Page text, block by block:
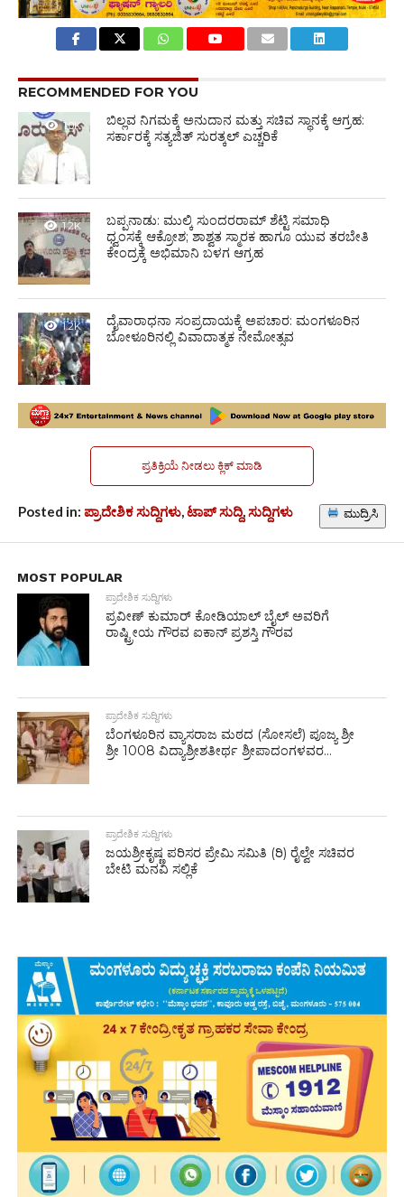
RECOMMENDED FOR YOU
1.0K
ಬಿಲ್ಲವ ನಿಗಮಕ್ಕೆ ಅನುದಾನ ಮತ್ತು ಸಚಿವ ಸ್ಥಾನಕ್ಕೆ ಆಗ್ರಹ:
ಸರ್ಕಾರಕ್ಕೆ ಸತ್ಯಜಿತ್ ಸುರತ್ಕಲ್ ಎಚ್ಚರಿಕೆ
1.2K
ಬಪ್ಪನಾಡು: ಮುಲ್ಕಿ ಸುಂದರರಾಮ್ ಶೆಟ್ಟಿ ಸಮಾಧಿ
ಧ್ವಂಸಕ್ಕೆ ಆಕ್ರೋಶ; ಶಾಶ್ವತ ಸ್ಮಾರಕ ಹಾಗೂ ಯುವ ತರಬೇತಿ
ಕೇಂದ್ರಕ್ಕೆ ಅಭಿಮಾನಿ ಬಳಗ ಆಗ್ರಹ
1.2K
ದೈವಾರಾಧನಾ ಸಂಪ್ರದಾಯಕ್ಕೆ ಅಪಚಾರ: ಮಂಗಳೂರಿನ
ಬೋಳೂರಿನಲ್ಲಿ ವಿವಾದಾತ್ಮಕ ನೇಮೋತ್ಸವ
ಪ್ರತಿಕ್ರಿಯೆ ನೀಡಲು ಕ್ಲಿಕ್ ಮಾಡಿ
Posted in: ಪ್ರಾದೇಶಿಕ ಸುದ್ದಿಗಳು,ಟಾಪ್ ಸುದ್ದಿ,ಸುದ್ದಿಗಳು ಮುದ್ರಿಸಿ
MOST POPULAR
ಪ್ರಾದೇಶಿಕ ಸುದ್ದಿಗಳು
ಪ್ರವೀಣ್ ಕುಮಾರ್ ಕೋಡಿಯಾಲ್ ಬೈಲ್ ಅವರಿಗೆ
ರಾಷ್ಟ್ರೀಯ ಗೌರವ ಐಕಾನ್ ಪ್ರಶಸ್ತಿ ಗೌರವ
ಪ್ರಾದೇಶಿಕ ಸುದ್ದಿಗಳು
ಬೆಂಗಳೂರಿನ ವ್ಯಾಸರಾಜ ಮಠದ (ಸೋಸಲೆ) ಪೂಜ್ಯ ಶ್ರೀ
ಶ್ರೀ 1008 ವಿದ್ಯಾಶ್ರೀಶತೀರ್ಥ ಶ್ರೀಪಾದಂಗಳವರ...
ಪ್ರಾದೇಶಿಕ ಸುದ್ದಿಗಳು
ಜಯಶ್ರೀಕೃಷ್ಣ ಪರಿಸರ ಪ್ರೇಮಿ ಸಮಿತಿ (ರಿ) ರೈಲ್ವೇ ಸಚಿವರ
ಬೇಟಿ ಮನವಿ ಸಲ್ಲಿಕೆ